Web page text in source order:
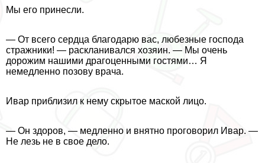
Мы его принесли.
— От всего сердца благодарю вас, любезные господа
стражники! — раскланивался хозяин. — Мы очень
дорожим нашими драгоценными гостями… Я
немедленно позову врача.
Ивар приблизил к нему скрытое маской лицо.
— Он здоров, — медленно и внятно проговорил Ивар. —
Не лезь не в свое дело.